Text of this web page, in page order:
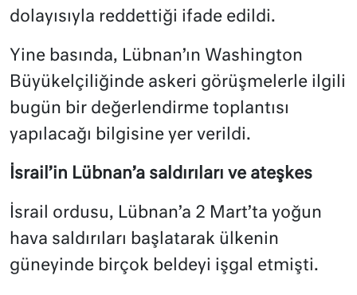
dolayısıyla reddettiği ifade edildi.
Yine basında, Lübnan’ın Washington
Büyükelçiliğinde askeri görüşmelerle ilgili
bugün bir değerlendirme toplantısı
yapılacağı bilgisine yer verildi.
İsrail’in Lübnan’a saldırıları ve ateşkes
İsrail ordusu, Lübnan’a 2 Mart’ta yoğun
hava saldırıları başlatarak ülkenin
güneyinde birçok beldeyi işgal etmişti.